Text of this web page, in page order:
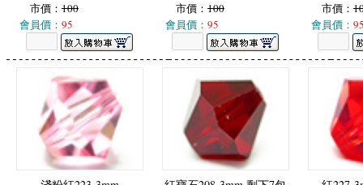
市價： 100
會員價： 95
市價： 100
會員價： 95
市價：
會員價：